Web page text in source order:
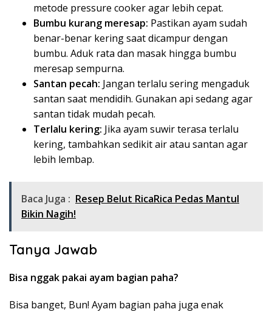
metode pressure cooker agar lebih cepat.
Bumbu kurang meresap: Pastikan ayam sudah
benar-benar kering saat dicampur dengan
bumbu. Aduk rata dan masak hingga bumbu
meresap sempurna.
Santan pecah: Jangan terlalu sering mengaduk
santan saat mendidih. Gunakan api sedang agar
santan tidak mudah pecah.
Terlalu kering: Jika ayam suwir terasa terlalu
kering, tambahkan sedikit air atau santan agar
lebih lembap.
Baca Juga : Resep Belut RicaRica Pedas Mantul
Bikin Nagih!
Tanya Jawab
Bisa nggak pakai ayam bagian paha?
Bisa banget, Bun! Ayam bagian paha juga enak